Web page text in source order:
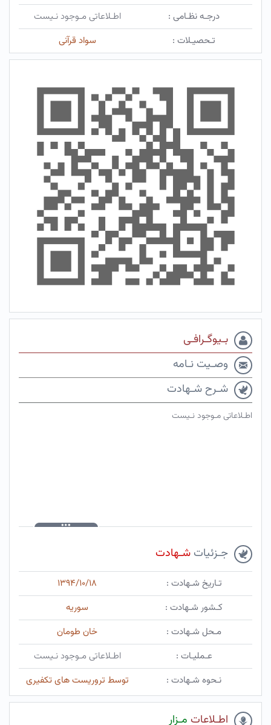
درجـه نظـامی :
اطـلاعاتی مـوجود نـیست
تـحصیـلات :
سواد قرآنی
بـیوگـرافـی
وصـیت نـامه
شـرح شـهادت
اطـلاعاتی مـوجود نـیست
جـزئیات شـهادت
تـاریخ شـهادت :
۱۳۹۴/۱۰/۱۸
کـشور شـهادت :
سوریه
مـحل شـهادت :
خان طومان
عـملیـات :
اطـلاعاتی مـوجود نـیست
نـحوه شـهادت :
توسط تروریست های تکفیری
اطـلاعات مـزار